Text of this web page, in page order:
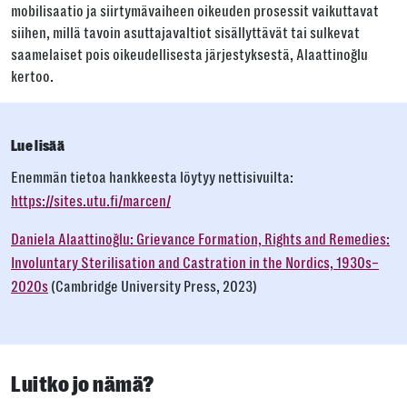
mobilisaatio ja siirtymävaiheen oikeuden prosessit vaikuttavat
siihen, millä tavoin asuttajavaltiot sisällyttävät tai sulkevat
saamelaiset pois oikeudellisesta järjestyksestä, Alaattinoğlu
kertoo.
Lue lisää
Enemmän tietoa hankkeesta löytyy nettisivuilta:
https://sites.utu.fi/marcen/
Daniela Alaattinoğlu: Grievance Formation, Rights and Remedies:
Involuntary Sterilisation and Castration in the Nordics, 1930s–
2020s (Cambridge University Press, 2023)
Luitko jo nämä?